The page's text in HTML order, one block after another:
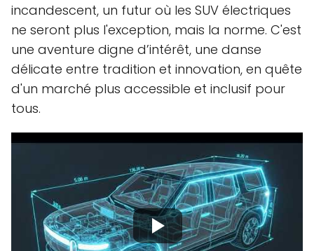
incandescent, un futur où les SUV électriques
ne seront plus l'exception, mais la norme. C'est
une aventure digne d’intérêt, une danse
délicate entre tradition et innovation, en quête
d'un marché plus accessible et inclusif pour
tous.